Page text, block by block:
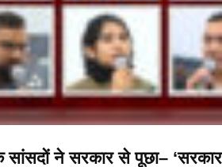
ने सरकार से पूछा– ‘सरकार